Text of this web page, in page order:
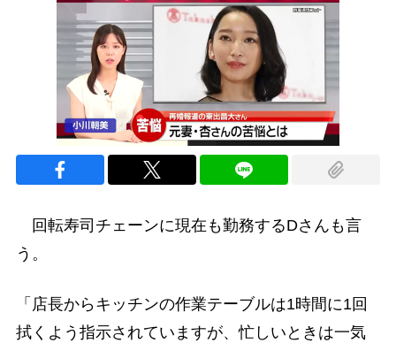
回転寿司チェーンに現在も勤務するDさんも言
う。
「店長からキッチンの作業テーブルは1時間に1回
拭くよう指示されていますが、忙しいときは一気